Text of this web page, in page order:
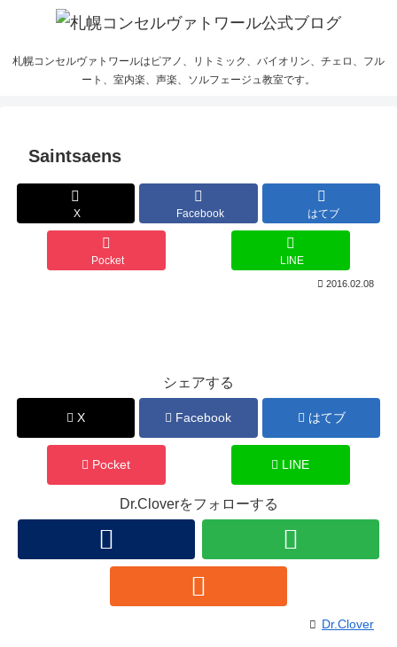
札幌コンセルヴァトワールはピアノ、リトミック、バイオリン、チェロ、フル
ート、室内楽、声楽、ソルフェージュ教室です。
Saintsaens
X Facebook はてブ
Pocket LINE
2016.02.08
シェアする
X Facebook はてブ
Pocket LINE
Dr.Cloverをフォローする
Dr.Clover